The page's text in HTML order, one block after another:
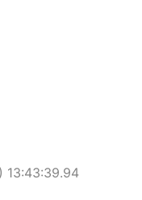
13:43:39.94